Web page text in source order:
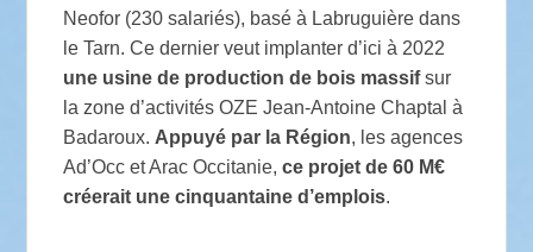
Neofor (230 salariés), basé à Labruguière dans
le Tarn. Ce dernier veut implanter d’ici à 2022
une usine de production de bois massifsur
la zone d’activités OZE Jean-Antoine Chaptal à
Badaroux. Appuyé par la Région, les agences
Ad’Occ et Arac Occitanie,ce projet de 60 M€
créerait une cinquantaine d’emplois.